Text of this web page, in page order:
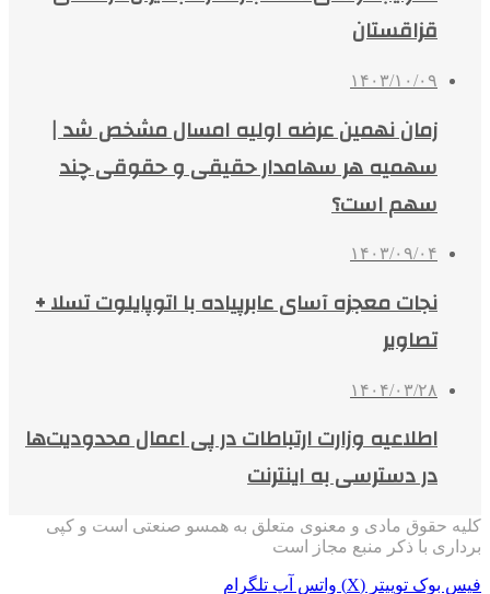
قزاقستان
۱۴۰۳/۱۰/۰۹
زمان نهمین عرضه اولیه امسال مشخص شد |
سهمیه هر سهامدار حقیقی و حقوقی چند
سهم است؟
۱۴۰۳/۰۹/۰۴
نجات معجزه آسای عابرپیاده با اتوپایلوت تسلا +
تصاویر
۱۴۰۴/۰۳/۲۸
اطلاعیه وزارت ارتباطات در پی اعمال محدودیت‌ها
در دسترسی به اینترنت
کلیه حقوق مادی و معنوی متعلق به همسو صنعتی است و کپی
برداری با ذکر منبع مجاز است
فیس بوک توییتر (X) واتس آپ تلگرام